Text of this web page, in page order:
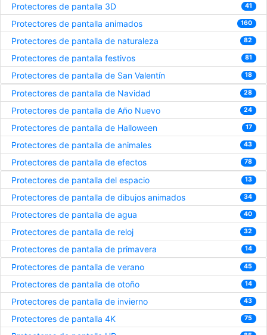
Protectores de pantalla 3D 41
Protectores de pantalla animados 160
Protectores de pantalla de naturaleza 82
Protectores de pantalla festivos 81
Protectores de pantalla de San Valentín 18
Protectores de pantalla de Navidad 28
Protectores de pantalla de Año Nuevo 24
Protectores de pantalla de Halloween 17
Protectores de pantalla de animales 43
Protectores de pantalla de efectos 78
Protectores de pantalla del espacio 13
Protectores de pantalla de dibujos animados 34
Protectores de pantalla de agua 40
Protectores de pantalla de reloj 32
Protectores de pantalla de primavera 14
Protectores de pantalla de verano 45
Protectores de pantalla de otoño 14
Protectores de pantalla de invierno 43
Protectores de pantalla 4K 75